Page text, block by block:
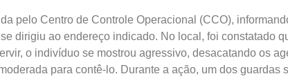
pelo Centro de Controle Operacional (CCO),
dirigiu ao endereço indicado. No local, foi constatado
o indivíduo se mostrou agressivo, desacatando os
para contê-lo. Durante a ação, um dos guardas